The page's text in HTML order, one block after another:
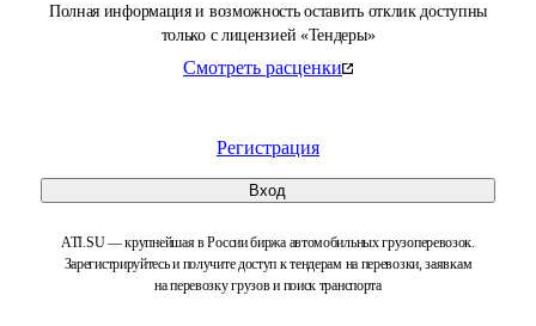
Полная информация и возможность оставить отклик доступны
только с лицензией «Тендеры»
Смотреть расценки
Регистрация
Вход
ATI.SU — крупнейшая в России биржа автомобильных грузоперевозок.
Зарегистрируйтесь и получите доступ к тендерам на перевозки, заявкам
на перевозку грузов и поиск транспорта